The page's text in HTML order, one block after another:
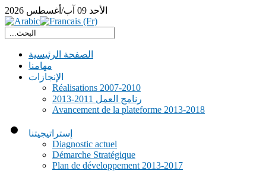
الأحد 09 آب/أغسطس 2026
الصفحة الرئيسية
مهامنا
الإنجازات
Réalisations 2007-2010
رنامج العمل 2011-2013
Avancement de la plateforme 2013-2018
إستراتيجيتنا
Diagnostic actuel
Démarche Stratégique
Plan de développement 2013-2017